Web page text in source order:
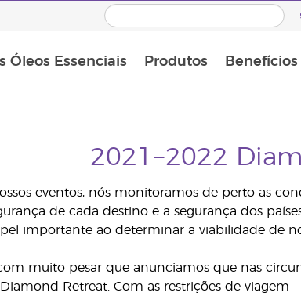
Óleos Essenciais Produtos
2021−2022
eventos, nós monitoramos de perto as
de cada destino e a segurança dos
importante ao determinar a viabilidade de
muito pesar que anunciamos que nas
Retreat. Com as restrições de viagem